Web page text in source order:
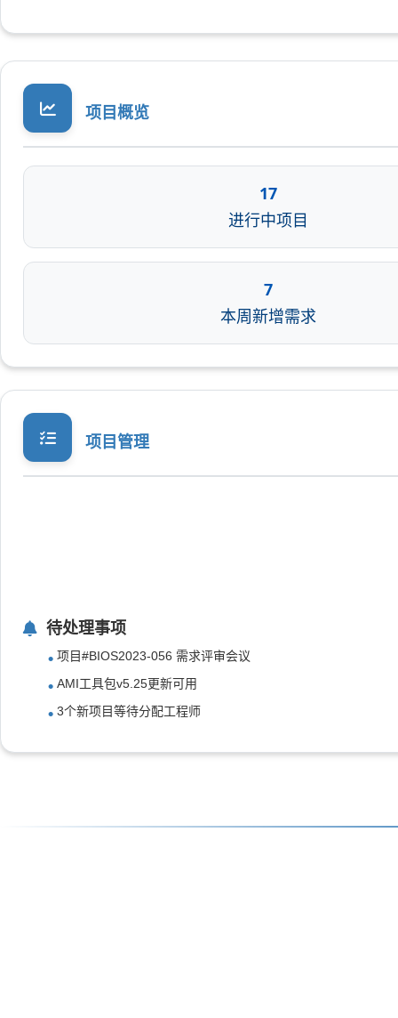
项目概览
17
进行中项目
7
本周新增需求
项目管理
待处理事项
项目#BIOS2023-056 需求评审会议
AMI工具包v5.25更新可用
3个新项目等待分配工程师